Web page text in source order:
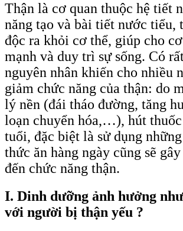
Thận là cơ quan thuộc hệ tiết
năng tạo và bài tiết nước tiểu,
độc ra khỏi cơ thể, giúp cho
mạnh và duy trì sự sống. Có
nguyên nhân khiến cho nhiều
giảm chức năng của thận: do
lý nền (đái tháo đường, tăng
loạn chuyển hóa,…), hút
tuổi, đặc biệt là sử dụng
thức ăn hàng ngày cũng sẽ
đến chức năng thận.
I. Dinh dưỡng ảnh hưởng
với người bị thận yếu ?